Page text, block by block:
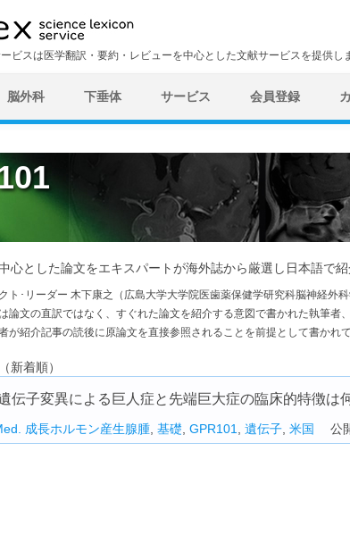
ビスは医学翻訳・要約・レビューを中心とした文献サービスを提供し
脳外科 下垂体 サービス 会員登録
心とした論文をエキスパートが海外誌から厳選し日本語で紹
ト･リーダー 木下康之（広島大学大学院医歯薬保健学研究科脳神経外科
論文の直訳ではなく、すぐれた論文を紹介する意図で書かれた執筆者
が紹介記事の読後に原論文を直接参照されることを前提として書かれて
新着順）
伝子変異による巨人症と先端巨大症の臨床的特徴は
成長ホルモン産生腺腫 基礎 GPR101 遺伝子 米国 公